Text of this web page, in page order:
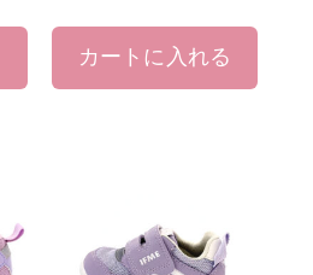
カートに入れる